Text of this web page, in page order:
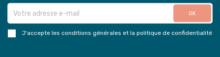
J'accepte les conditions générales et la politique de confidentialité